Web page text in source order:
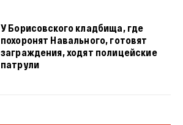
У Борисовского кладбища, где
похоронят Навального, готовят
заграждения, ходят полицейские
патрули